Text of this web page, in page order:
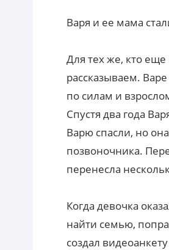
Варя и ее мама
Для тех же, кто
рассказываем.
по силам и
Спустя два года
Варю спасли, но
позвоночника.
перенесла
Когда девочка
найти семью,
создал